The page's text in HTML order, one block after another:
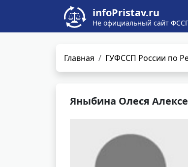
infoPristav.ru
Не официальный сайт
Главная ГУФССП России по
Яныбина Олеся